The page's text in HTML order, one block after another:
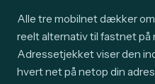
Alle tre mobilnet dækker
reelt alternativ til fastnet på
Adressetjekket viser den
hvert net på netop din